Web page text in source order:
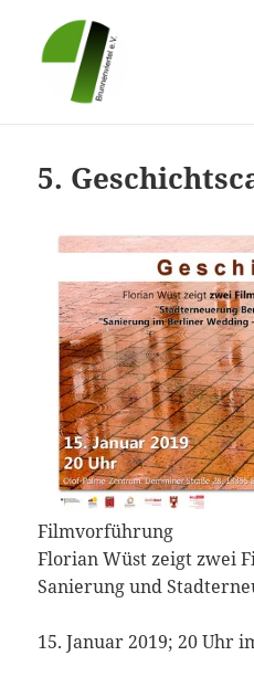
5.
Filmvorführung
Florian Wüst zeigt zwei
Sanierung und
15. Januar 2019; 20 Uhr